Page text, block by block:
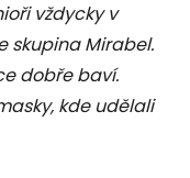
vždycky v
skupina Mirabel.
dobře baví.
kde udělali